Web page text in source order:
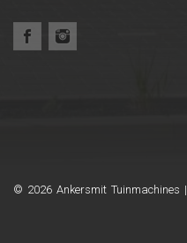
© 2026 Ankersmit Tuinmachines |